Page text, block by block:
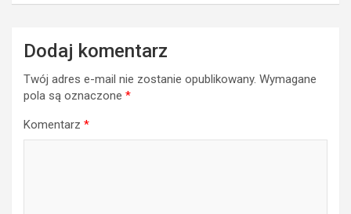
Dodaj komentarz
Twój adres e-mail nie zostanie opublikowany. Wymagane
pola są oznaczone *
Komentarz *